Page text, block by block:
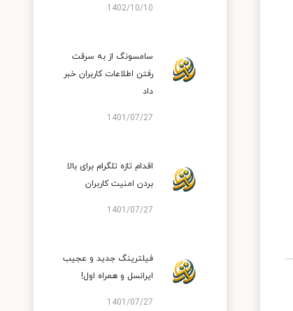
1402/10/10
سامسونگ از به سرقت
رفتن اطلاعات کاربران خبر
داد
1401/07/27
اقدام تازه تلگرام برای بالا
بردن امنیت کاربران
1401/07/27
فیلترینگ جدید و عجیب
ایرانسل و همراه اول!
1401/07/27